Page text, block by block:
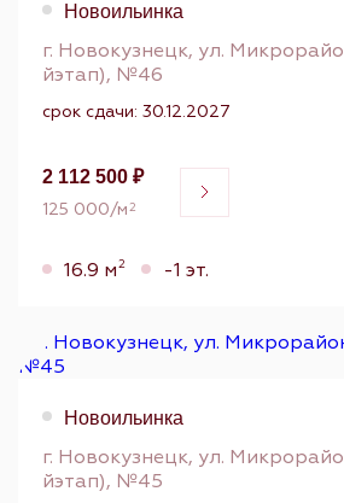
Новоильинка
г. Новокузнецк, ул.
йэтап), №46
срок сдачи: 30.12.2027
2 112 500 ₽
125 000/м2
16.9 м2 -1 эт.
Новоильинка
г. Новокузнецк, ул.
йэтап), №45